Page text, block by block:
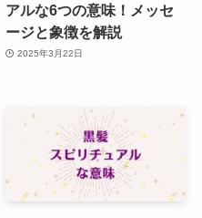
アルな6つの意味！メッセ
ージと象徴を解説
2025年3月22日